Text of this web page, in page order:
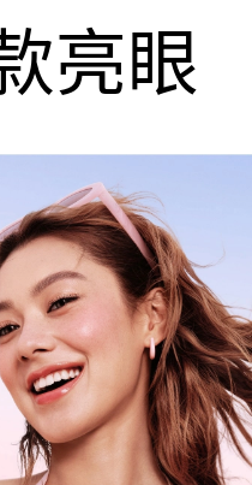
亮眼